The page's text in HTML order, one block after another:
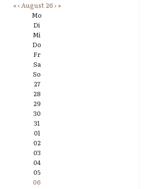
«‹August 26 ›»
Mo
Di
Mi
Do
Fr
Sa
So
27
28
29
30
31
01
02
03
04
05
06